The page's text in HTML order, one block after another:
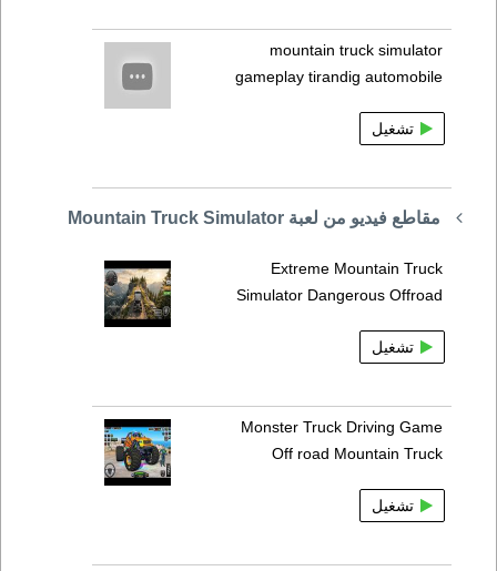
mountain truck simulator
gameplay tirandig automobile
تشغيل
مقاطع فيديو من لعبة Mountain Truck Simulator
Extreme Mountain Truck
Simulator Dangerous Offroad
تشغيل
Monster Truck Driving Game
Off road Mountain Truck
تشغيل